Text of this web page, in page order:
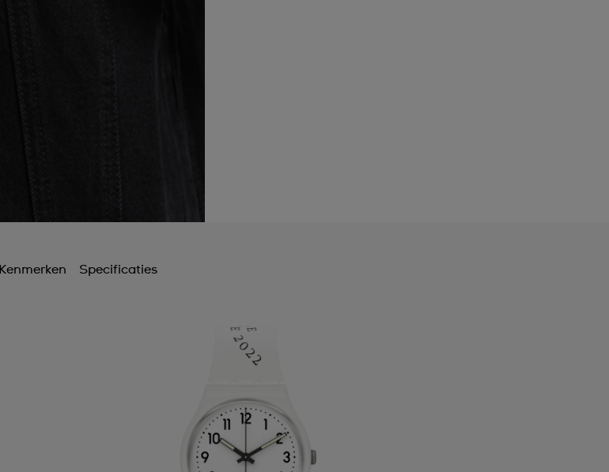
Kenmerken Specificaties